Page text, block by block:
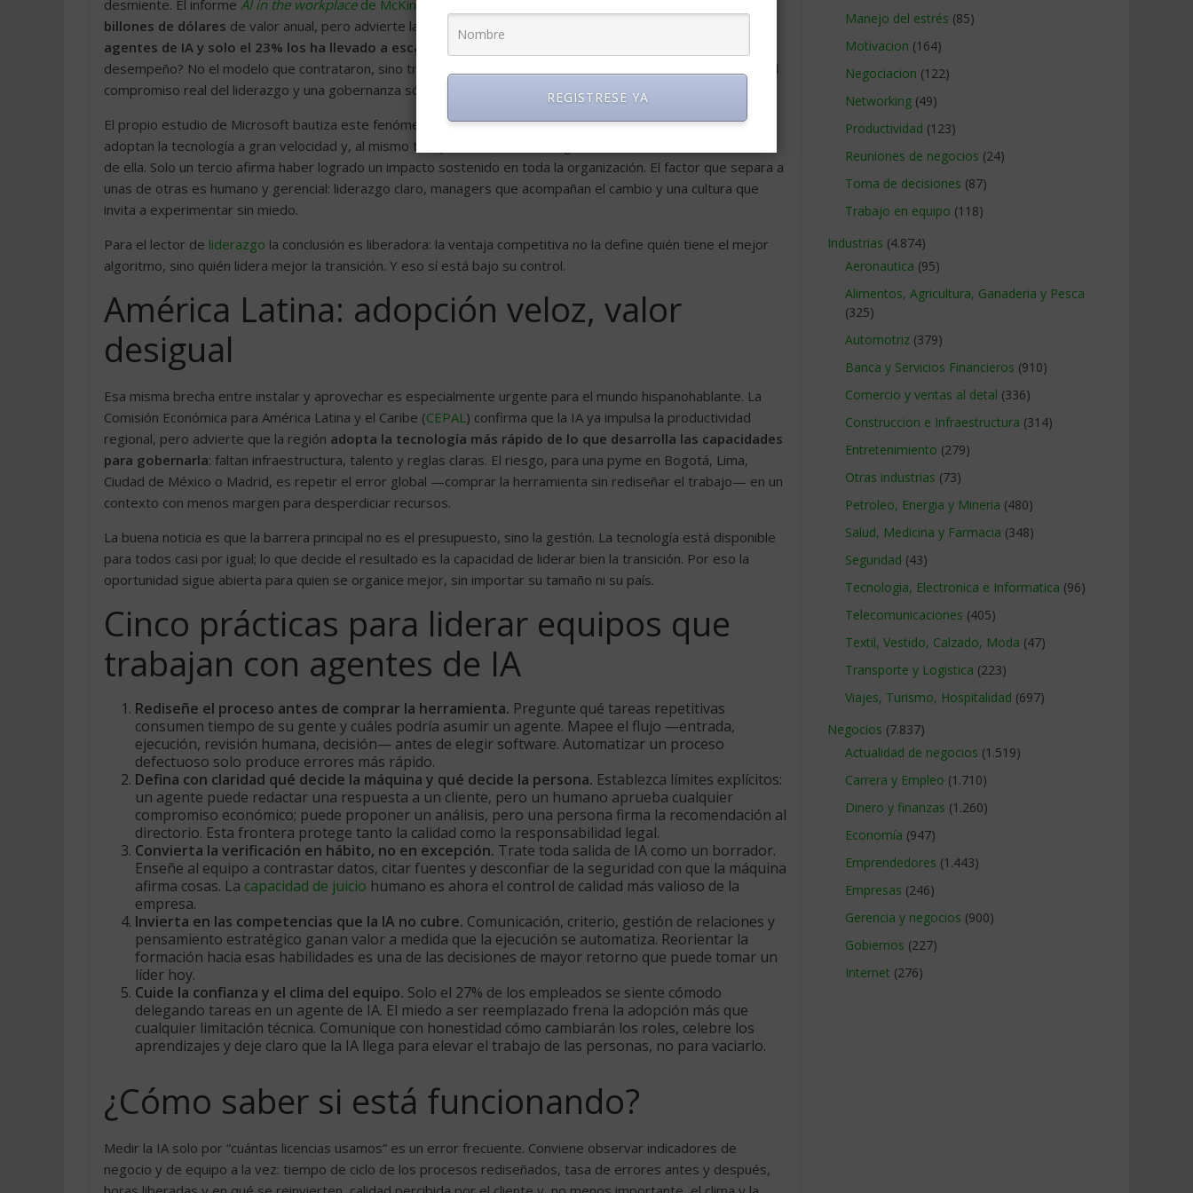
desmiente. El informe AI in the workplacede McKinsey
billones de dólares de valor anual, pero advierte la trampa: el 62% de las empresas ya experimenta con
agentes de IA y solo el 23% los ha llevado a escala
desempeño? No el modelo que contrataron, sino tres decisiones de gestión: rediseñar los flujos de trabajo, el
compromiso real del liderazgo y una gobernanza sólida.
El propio estudio de Microsoft bautiza este fenómeno como la “paradoja de la transformación”: las empresas
adoptan la tecnología a gran velocidad y, al mismo tiempo, fracasan en reorganizar sus estructuras alrededor
de ella. Solo un tercio afirma haber logrado un impacto sostenido en toda la organización. El factor que separa a
unas de otras es humano y gerencial: liderazgo claro, managers que acompañan el cambio y una cultura que
invita a experimentar sin miedo.
Para el lector de liderazgo la conclusión es liberadora: la ventaja competitiva no la define quién tiene el mejor
algoritmo, sino quién lidera mejor la transición. Y eso sí está bajo su control.
América Latina: adopción veloz, valor
desigual
Esa misma brecha entre instalar y aprovechar es especialmente urgente para el mundo hispanohablante. La
Comisión Económica para América Latina y el Caribe (CEPAL) confirma que la IA ya impulsa la productividad
regional, pero advierte que la región adopta la tecnología más rápido de lo que desarrolla las capacidades
para gobernarla: faltan infraestructura, talento y reglas claras. El riesgo, para una pyme en Bogotá, Lima,
Ciudad de México o Madrid, es repetir el error global —comprar la herramienta sin rediseñar el trabajo— en un
contexto con menos margen para desperdiciar recursos.
La buena noticia es que la barrera principal no es el presupuesto, sino la gestión. La tecnología está disponible
para todos casi por igual; lo que decide el resultado es la capacidad de liderar bien la transición. Por eso la
oportunidad sigue abierta para quien se organice mejor, sin importar su tamaño ni su país.
Cinco prácticas para liderar equipos que
trabajan con agentes de IA
Rediseñe el proceso antes de comprar la herramienta. Pregunte qué tareas repetitivas
consumen tiempo de su gente y cuáles podría asumir un agente. Mapee el flujo —entrada,
ejecución, revisión humana, decisión— antes de elegir software. Automatizar un proceso
defectuoso solo produce errores más rápido.
Defina con claridad qué decide la máquina y qué decide la persona. Establezca límites explícitos:
un agente puede redactar una respuesta a un cliente, pero un humano aprueba cualquier
compromiso económico; puede proponer un análisis, pero una persona firma la recomendación al
directorio. Esta frontera protege tanto la calidad como la responsabilidad legal.
Convierta la verificación en hábito, no en excepción. Trate toda salida de IA como un borrador.
Enseñe al equipo a contrastar datos, citar fuentes y desconfiar de la seguridad con que la máquina
afirma cosas. La capacidad de juicio humano es ahora el control de calidad más valioso de la
empresa.
Invierta en las competencias que la IA no cubre. Comunicación, criterio, gestión de relaciones y
pensamiento estratégico ganan valor a medida que la ejecución se automatiza. Reorientar la
formación hacia esas habilidades es una de las decisiones de mayor retorno que puede tomar un
líder hoy.
Cuide la confianza y el clima del equipo. Solo el 27% de los empleados se siente cómodo
delegando tareas en un agente de IA. El miedo a ser reemplazado frena la adopción más que
cualquier limitación técnica. Comunique con honestidad cómo cambiarán los roles, celebre los
aprendizajes y deje claro que la IA llega para elevar el trabajo de las personas, no para vaciarlo.
¿Cómo saber si está funcionando?
Medir la IA solo por “cuántas licencias usamos” es un error frecuente. Conviene observar indicadores de
negocio y de equipo a la vez: tiempo de ciclo de los procesos rediseñados, tasa de errores antes y después,
Manejo del estrés (85)
Motivacion (164)
Negociacion (122)
Networking (49)
Productividad (123)
Reuniones de negocios (24)
Toma de decisiones (87)
Trabajo en equipo (118)
Industrias (4.874)
Aeronautica (95)
Alimentos, Agricultura, Ganaderia y Pesca
(325)
Automotriz (379)
Banca y Servicios Financieros (910)
Comercio y ventas al detal (336)
Construccion e Infraestructura (314)
Entretenimiento (279)
Otras industrias (73)
Petroleo, Energia y Mineria (480)
Salud, Medicina y Farmacia (348)
Seguridad (43)
Tecnologia, Electronica e Informatica (96)
Telecomunicaciones (405)
Textil, Vestido, Calzado, Moda (47)
Transporte y Logistica (223)
Viajes, Turismo, Hospitalidad (697)
Negocios (7.837)
Actualidad de negocios (1.519)
Carrera y Empleo (1.710)
Dinero y finanzas (1.260)
Economía (947)
Emprendedores (1.443)
Empresas (246)
Gerencia y negocios (900)
Gobiernos (227)
Internet (276)
REGISTRESE YA